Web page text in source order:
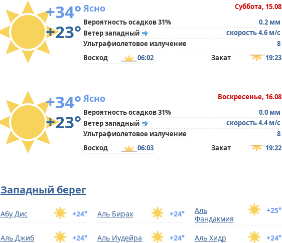
+34°
+23°
Суббота, 15.08
Ясно
Вероятность осадков 31%
0.2 мм
Ветер западный
скорость 4.6 м/с
Ультрафиолетовое излучение
8
Восход
06:02 Закат 19:23
+34°
+23°
Воскресенье, 16.08
Ясно
Вероятность осадков 31%
0.0 мм
Ветер западный
скорость 4.4 м/с
Ультрафиолетовое излучение
8
Восход
06:03 Закат 19:22
Западный берег
+24°
Абу Дис +24°
Аль Бирах +25°
Аль
Фандакмия
+24°
Аль Джиб +24°
Аль Иудейра +24°
Аль Хидр